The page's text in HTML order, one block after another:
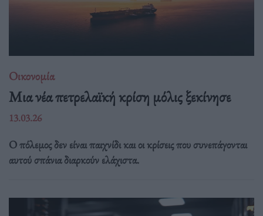
Οικονομία
Μια νέα πετρελαϊκή κρίση μόλις ξεκίνησε
13.03.26
Ο πόλεμος δεν είναι παιχνίδι και οι κρίσεις που συνεπάγονται
αυτού σπάνια διαρκούν ελάχιστα.